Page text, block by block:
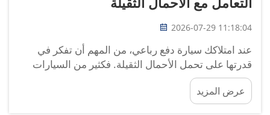
2026-07-29 11:18:04
عند امتلاكك سيارة دفع رباعي، من المهم أن تفكر في
قدرتها على تحمل الأحمال الثقيلة. فكثير من السيارات
الدفع الرباعي مُصمَّمة لنقل الركاب والبضائع، لكنها تحتاج
إلى قطع غيار مناسبة للقيام بذلك بأمانٍ وكفاءة. ومن بين
هذه القطع الحيوية المفصل الكروي. في شركة
عرض المزيد